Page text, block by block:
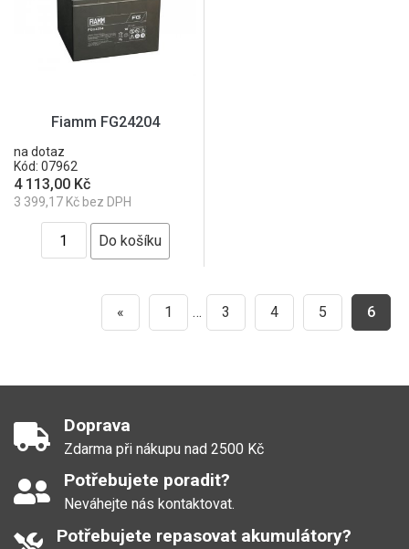
Fiamm FG24204
na dotaz
Kód: 07962
4 113,00 Kč
3 399,17 Kč bez DPH
« 1 … 3 4 5 6
Doprava
Zdarma při nákupu nad 2500 Kč
Potřebujete poradit?
Neváhejte nás kontaktovat.
Potřebujete repasovat akumulátory?